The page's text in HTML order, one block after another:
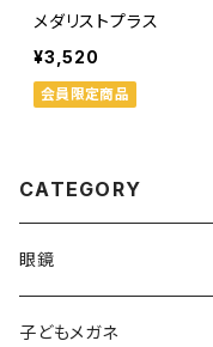
メダリストプラス
¥3,520
会員限定商品
CATEGORY
眼鏡
メンズ
子どもメガネ